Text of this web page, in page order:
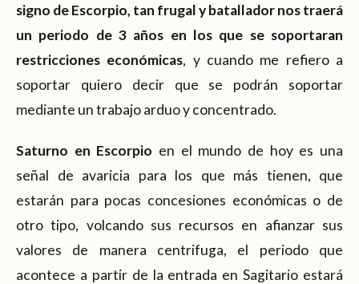
signo de Escorpio, tan frugal y batallador nos traerá
un periodo de 3 años en los que se soportaran
restricciones económicas, y cuando me refiero a
soportar quiero decir que se podrán soportar
mediante un trabajo arduo y concentrado.
Saturno en Escorpio en el mundo de hoy es una
señal de avaricia para los que más tienen, que
estarán para pocas concesiones económicas o de
otro tipo, volcando sus recursos en afianzar sus
valores de manera centrifuga, el periodo que
acontece a partir de la entrada en Sagitario estará